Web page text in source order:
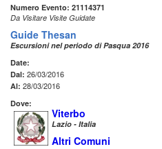
Numero Evento: 21114371
Da Visitare Visite Guidate
Guide Thesan
Escursioni nel periodo di Pasqua 2016
Date:
Dal: 26/03/2016
Al: 28/03/2016
Dove:
Viterbo
Lazio - Italia
Altri Comuni